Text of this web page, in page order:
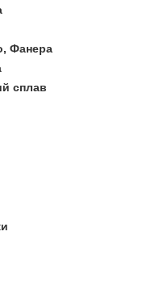
Фанера
сплав